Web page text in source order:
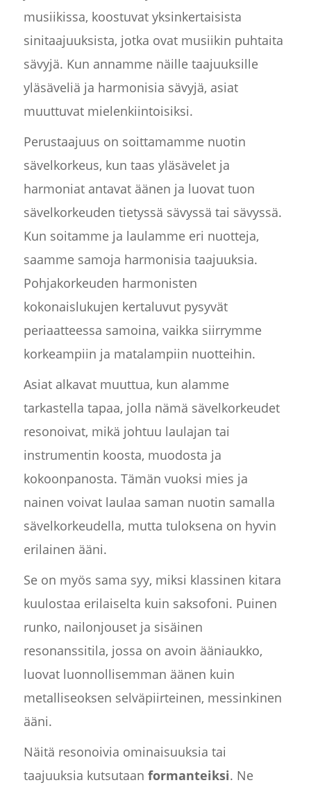
musiikissa, koostuvat yksinkertaisista
sinitaajuuksista, jotka ovat musiikin puhtaita
sävyjä. Kun annamme näille taajuuksille
yläsäveliä ja harmonisia sävyjä, asiat
muuttuvat mielenkiintoisiksi.
Perustaajuus on soittamamme nuotin
sävelkorkeus, kun taas yläsävelet ja
harmoniat antavat äänen ja luovat tuon
sävelkorkeuden tietyssä sävyssä tai sävyssä.
Kun soitamme ja laulamme eri nuotteja,
saamme samoja harmonisia taajuuksia.
Pohjakorkeuden harmonisten
kokonaislukujen kertaluvut pysyvät
periaatteessa samoina, vaikka siirrymme
korkeampiin ja matalampiin nuotteihin.
Asiat alkavat muuttua, kun alamme
tarkastella tapaa, jolla nämä sävelkorkeudet
resonoivat, mikä johtuu laulajan tai
instrumentin koosta, muodosta ja
kokoonpanosta. Tämän vuoksi mies ja
nainen voivat laulaa saman nuotin samalla
sävelkorkeudella, mutta tuloksena on hyvin
erilainen ääni.
Se on myös sama syy, miksi klassinen kitara
kuulostaa erilaiselta kuin saksofoni. Puinen
runko, nailonjouset ja sisäinen
resonanssitila, jossa on avoin ääniaukko,
luovat luonnollisemman äänen kuin
metalliseoksen selväpiirteinen, messinkinen
ääni.
Näitä resonoivia ominaisuuksia tai
taajuuksia kutsutaan formanteiksi. Ne